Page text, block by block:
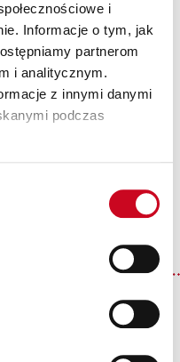
i
Informacje o tym, jak
partnerom
i analitycznym.
z innymi danymi
podczas